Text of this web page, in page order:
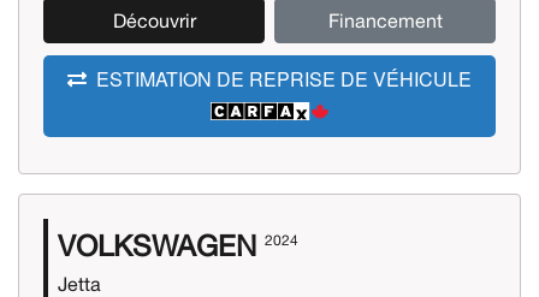
Découvrir Financement
ESTIMATION DE REPRISE DE VÉHICULE
VOLKSWAGEN 2024
Jetta